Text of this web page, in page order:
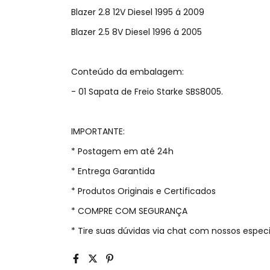
Blazer 2.8 12V Diesel 1995 á 2009
Blazer 2.5 8V Diesel 1996 á 2005
Conteúdo da embalagem:
- 01 Sapata de Freio Starke SBS8005.
IMPORTANTE:
* Postagem em até 24h
* Entrega Garantida
* Produtos Originais e Certificados
* COMPRE COM SEGURANÇA
* Tire suas dúvidas via chat com nossos